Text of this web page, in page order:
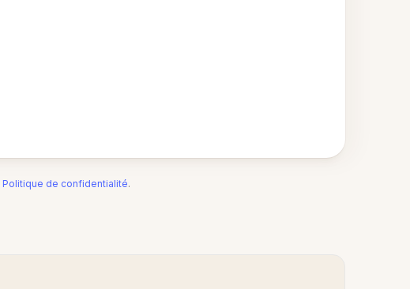
Politique de confidentialité.